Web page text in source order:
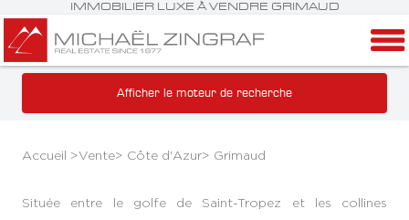
IMMOBILIER LUXE À VENDRE GRIMAUD
Afficher le moteur de recherche
Accueil >Vente> Côte d'Azur> Grimaud
Située entre le golfe de Saint-Tropez et les collines